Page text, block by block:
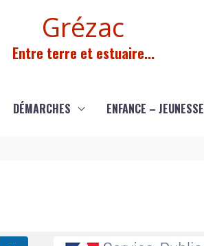
Grézac
Entre terre et estuaire...
DÉMARCHES ENFANCE – JEUNESSE